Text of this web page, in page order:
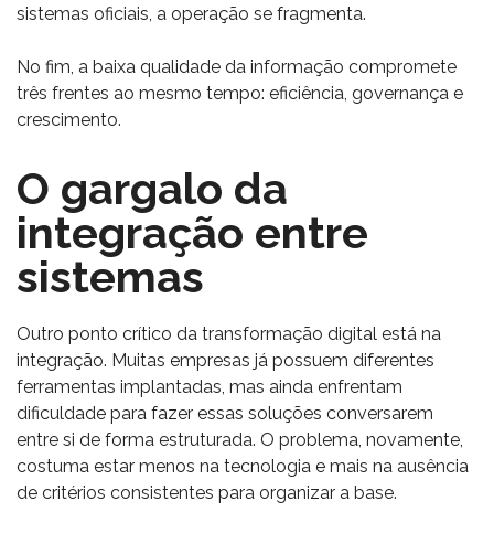
sistemas oficiais, a operação se fragmenta.
No fim, a baixa qualidade da informação compromete
três frentes ao mesmo tempo: eficiência, governança e
crescimento.
O gargalo da
integração entre
sistemas
Outro ponto crítico da transformação digital está na
integração. Muitas empresas já possuem diferentes
ferramentas implantadas, mas ainda enfrentam
dificuldade para fazer essas soluções conversarem
entre si de forma estruturada. O problema, novamente,
costuma estar menos na tecnologia e mais na ausência
de critérios consistentes para organizar a base.